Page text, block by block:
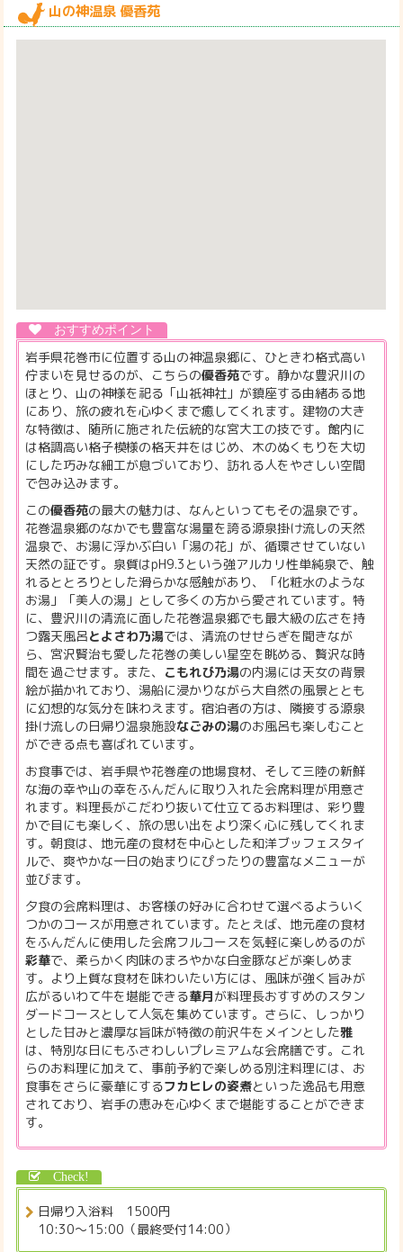
山の神温泉 優香苑
岩手県花巻市に位置する山の神温泉郷に、ひときわ格式高い
佇まいを見せるのが、こちらの優香苑です。静かな豊沢川の
ほとり、山の神様を祀る「山祇神社」が鎮座する由緒ある地
にあり、旅の疲れを心ゆくまで癒してくれます。建物の大き
な特徴は、随所に施された伝統的な宮大工の技です。館内に
は格調高い格子模様の格天井をはじめ、木のぬくもりを大切
にした巧みな細工が息づいており、訪れる人をやさしい空間
で包み込みます。
この優香苑の最大の魅力は、なんといってもその温泉です。
花巻温泉郷のなかでも豊富な湯量を誇る源泉掛け流しの天然
温泉で、お湯に浮かぶ白い「湯の花」が、循環させていない
天然の証です。泉質はpH9.3という強アルカリ性単純泉で、触
れるととろりとした滑らかな感触があり、「化粧水のような
お湯」「美人の湯」として多くの方から愛されています。特
に、豊沢川の清流に面した花巻温泉郷でも最大級の広さを持
つ露天風呂とよさわ乃湯では、清流のせせらぎを聞きなが
ら、宮沢賢治も愛した花巻の美しい星空を眺める、贅沢な時
間を過ごせます。また、 こもれび乃湯の内湯には天女の背景
絵が描かれており、湯船に浸かりながら大自然の風景ととも
に幻想的な気分を味わえます。宿泊者の方は、隣接する源泉
掛け流しの日帰り温泉施設なごみの湯のお風呂も楽しむこと
ができる点も喜ばれています。
お食事では、岩手県や花巻産の地場食材、そして三陸の新鮮
な海の幸や山の幸をふんだんに取り入れた会席料理が用意さ
れます。料理長がこだわり抜いて仕立てるお料理は、彩り豊
かで目にも楽しく、旅の思い出をより深く心に残してくれま
す。朝食は、地元産の食材を中心とした和洋ブッフェスタイ
ルで、爽やかな一日の始まりにぴったりの豊富なメニューが
並びます。
夕食の会席料理は、お客様の好みに合わせて選べるよういく
つかのコースが用意されています。たとえば、地元産の食材
をふんだんに使用した会席フルコースを気軽に楽しめるのが
彩華で、柔らかく肉味のまろやかな白金豚などが楽しめま
す。より上質な食材を味わいたい方には、風味が強く旨みが
広がるいわて牛を堪能できる華月が料理長おすすめのスタン
ダードコースとして人気を集めています。さらに、しっかり
とした甘みと濃厚な旨味が特徴の前沢牛をメインとした雅
は、特別な日にもふさわしいプレミアムな会席膳です。これ
らのお料理に加えて、事前予約で楽しめる別注料理には、お
食事をさらに豪華にするフカヒレの姿煮といった逸品も用意
されており、岩手の恵みを心ゆくまで堪能することができま
す。
日帰り入浴料 1500円
10:30～15:00（最終受付14:00）